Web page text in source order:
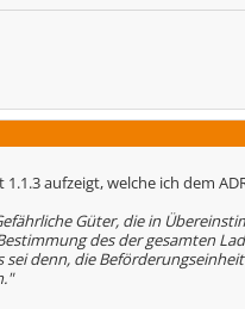
aufzeigt, welche ich dem
Güter, die in
des der gesamten
denn, die